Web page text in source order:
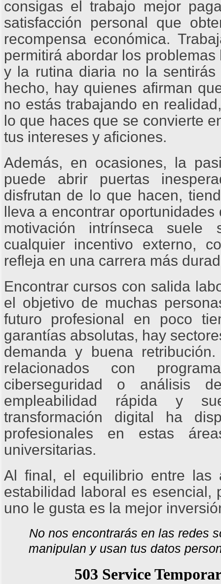
consigas el trabajo mejor
satisfacción personal que
recompensa económica.
permitirá abordar los
y la rutina diaria no la
hecho, hay quienes afirman
no estás trabajando en
lo que haces que se convierte
tus intereses y aficiones.
Además, en ocasiones, la
puede abrir puertas
disfrutan de lo que hacen,
lleva a encontrar
motivación intrínseca
cualquier incentivo externo,
refleja en una carrera más
Encontrar cursos con salida
el objetivo de muchas
futuro profesional en poco
garantías absolutas, hay
demanda y buena
relacionados con
ciberseguridad o análisis
empleabilidad rápida y
transformación digital ha
profesionales en estas
universitarias.
Al final, el equilibrio entre las
estabilidad laboral es esencial,
uno le gusta es la mejor
No nos encontrarás en las redes
manipulan y usan tus datos